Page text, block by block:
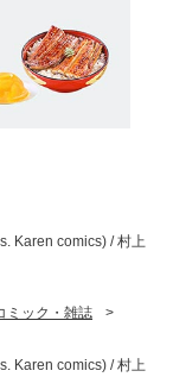
Karen comics) / 村上
ミック・雑誌
>
Karen comics) / 村上